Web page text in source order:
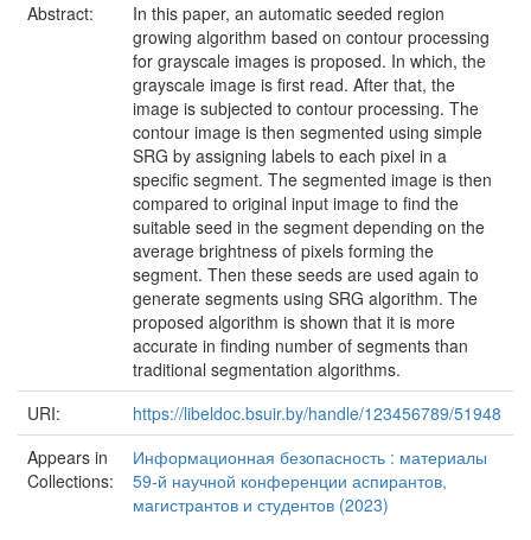
Abstract:
In this paper, an automatic seeded region
growing algorithm based on contour processing
for grayscale images is proposed. In which, the
grayscale image is first read. After that, the
image is subjected to contour processing. The
contour image is then segmented using simple
SRG by assigning labels to each pixel in a
specific segment. The segmented image is then
compared to original input image to find the
suitable seed in the segment depending on the
average brightness of pixels forming the
segment. Then these seeds are used again to
generate segments using SRG algorithm. The
proposed algorithm is shown that it is more
accurate in finding number of segments than
traditional segmentation algorithms.
URI:
https://libeldoc.bsuir.by/handle/123456789/51948
Appears in
Collections:
Информационная безопасность : материалы
59-й научной конференции аспирантов,
магистрантов и студентов (2023)